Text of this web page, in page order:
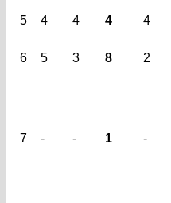
5 4 4 4 4
6
5 3 8 2
7 - - 1 -